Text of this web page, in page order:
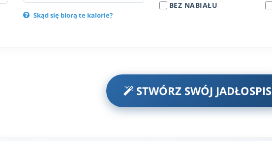
Skąd się biorą te kalorie?
BEZ NABIAŁU
STWÓRZ SWÓJ JADŁOSPIS